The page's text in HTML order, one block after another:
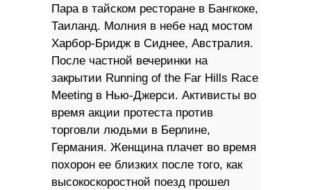
Пара в тайском ресторане в Бангкоке,
Таиланд. Молния в небе над мостом
Харбор-Бридж в Сиднее, Австралия.
После частной вечеринки на
закрытии Running of the Far Hills Race
Meeting в Нью-Джерси. Активисты во
время акции протеста против
торговли людьми в Берлине,
Германия. Женщина плачет во время
похорон ее близких после того, как
высокоскоростной поезд прошел